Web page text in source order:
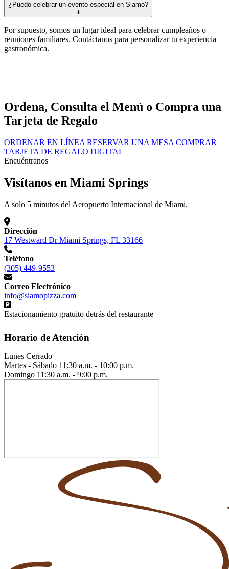
¿Puedo celebrar un evento especial en Siamo?
Por supuesto, somos un lugar ideal para celebrar cumpleaños o
reuniones familiares. Contáctanos para personalizar tu experiencia
gastronómica.
Ordena, Consulta el Menú o Compra una
Tarjeta de Regalo
ORDENAR EN LÍNEA RESERVAR UNA MESA COMPRAR
TARJETA DE REGALO DIGITAL
Encuéntranos
Visítanos en Miami Springs
A solo 5 minutos del Aeropuerto Internacional de Miami.
Dirección
17 Westward Dr Miami Springs, FL 33166
Teléfono
(305) 449-9553
Correo Electrónico
info@siamopizza.com
Estacionamiento gratuito detrás del restaurante
Horario de Atención
Lunes Cerrado
Martes - Sábado 11:30 a.m. - 10:00 p.m.
Domingo 11:30 a.m. - 9:00 p.m.